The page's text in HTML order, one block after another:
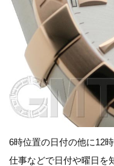
6時位置の日付の他に12
仕事などで日付や曜日を